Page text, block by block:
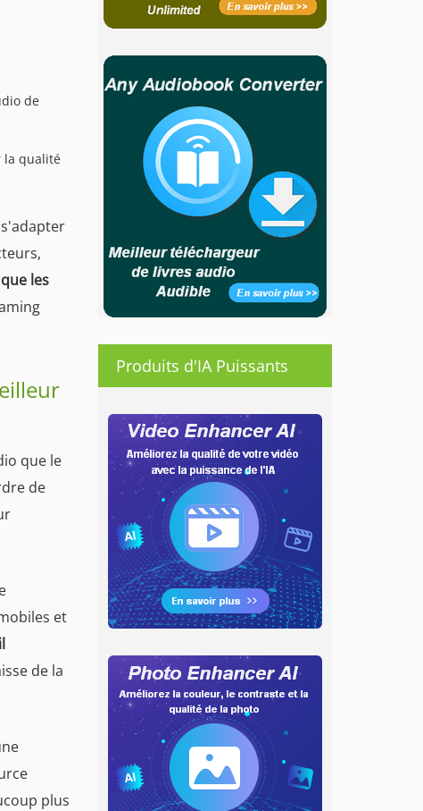
de
la qualité
les
que le
de
et
de la
plus
Produits d'IA Puissants